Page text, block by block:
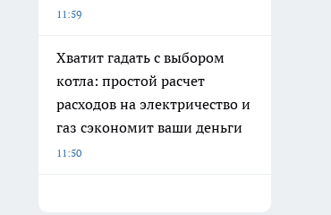
11:59
Хватит гадать с выбором
котла: простой расчет
расходов на электричество и
газ сэкономит ваши деньги
11:50